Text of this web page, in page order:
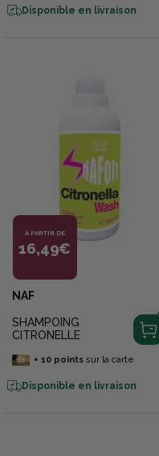
Disponible en livraison
À PARTIR DE
16,49€
NAF
SHAMPOING
CITRONELLE
+ 10pointssur la carte
Disponible en livraison